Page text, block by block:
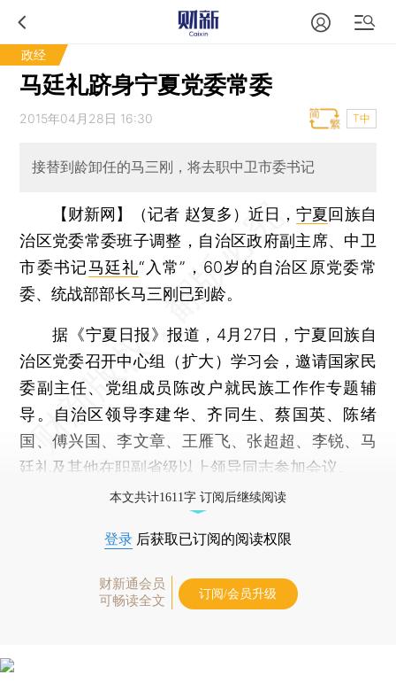
政经
马廷礼跻身宁夏党委常委
2015年04月28日 16:30 T中
接替到龄卸任的马三刚，将去职中卫市委书记
【财新网】（记者 赵复多） 近日，宁夏回族自
治区党委常委班子调整，自治区政府副主席、中卫
市委书记马廷礼“入常”，60岁的自治区原党委常
委、统战部部长马三刚已到龄。
据《宁夏日报》报道，4月27日，宁夏回族自
治区党委召开中心组（扩大）学习会，邀请国家民
委副主任、党组成员陈改户就民族工作作专题辅
导。自治区领导李建华、齐同生、蔡国英、陈绪
国、傅兴国、李文章、王雁飞、张超超、李锐、马
廷礼及其他在职副省级以上领导同志参加会议。
本文共计1611字 订阅后继续阅读
登录 后获取已订阅的阅读权限
财新通会员
可畅读全文
订阅/会员升级